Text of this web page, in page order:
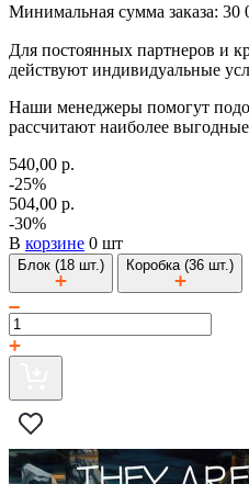
Минимальная сумма заказа: 30
Для постоянных партнеров и
действуют индивидуальные
Наши менеджеры помогут
рассчитают наиболее
540,00 р.
-25%
504,00 р.
-30%
В корзине 0 шт
Блок (18 шт.) Коробка (36 шт.)